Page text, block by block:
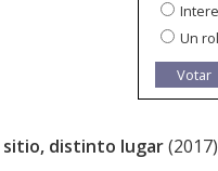
Un
Votar
sitio, distinto lugar